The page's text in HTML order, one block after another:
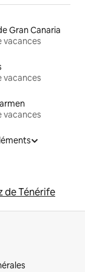
Gran Canaria
vacances
vacances
vacances
de Ténérife